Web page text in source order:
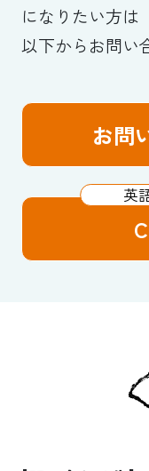
になりたい方は
以下からお問い
お問